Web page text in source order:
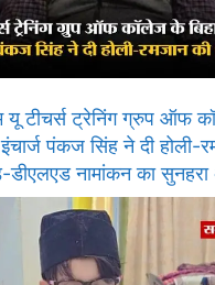
यू टीचर्स ट्रेनिंग ग्रुप ऑफ
पंकज सिंह ने दी होली-
डीएलएड नामांकन का